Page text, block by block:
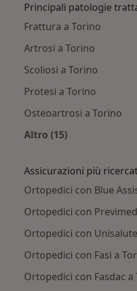
Principali patologie
Frattura a Torino
Artrosi a Torino
Scoliosi a Torino
Protesi a Torino
Osteoartrosi a Torino
Altro (15)
Assicurazioni più
Ortopedici con Blue
Ortopedici con
Ortopedici con
Ortopedici con Fasi a
Ortopedici con Fasdac a